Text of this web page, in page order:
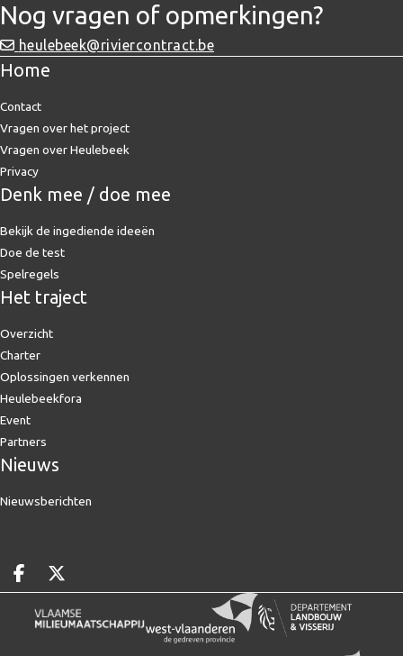
Nog vragen of opmerkingen?
heulebeek@riviercontract.be
Home
Contact
Vragen over het project
Vragen over Heulebeek
Privacy
Denk mee / doe mee
Bekijk de ingediende ideeën
Doe de test
Spelregels
Het traject
Overzicht
Charter
Oplossingen verkennen
Heulebeekfora
Event
Partners
Nieuws
Nieuwsberichten
Deel op facebook
Deel op X